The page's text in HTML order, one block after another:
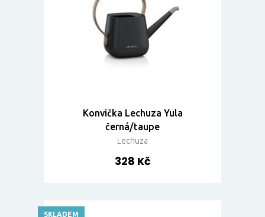
Konvička Lechuza Yula
černá/taupe
Lechuza
328 Kč
SKLADEM